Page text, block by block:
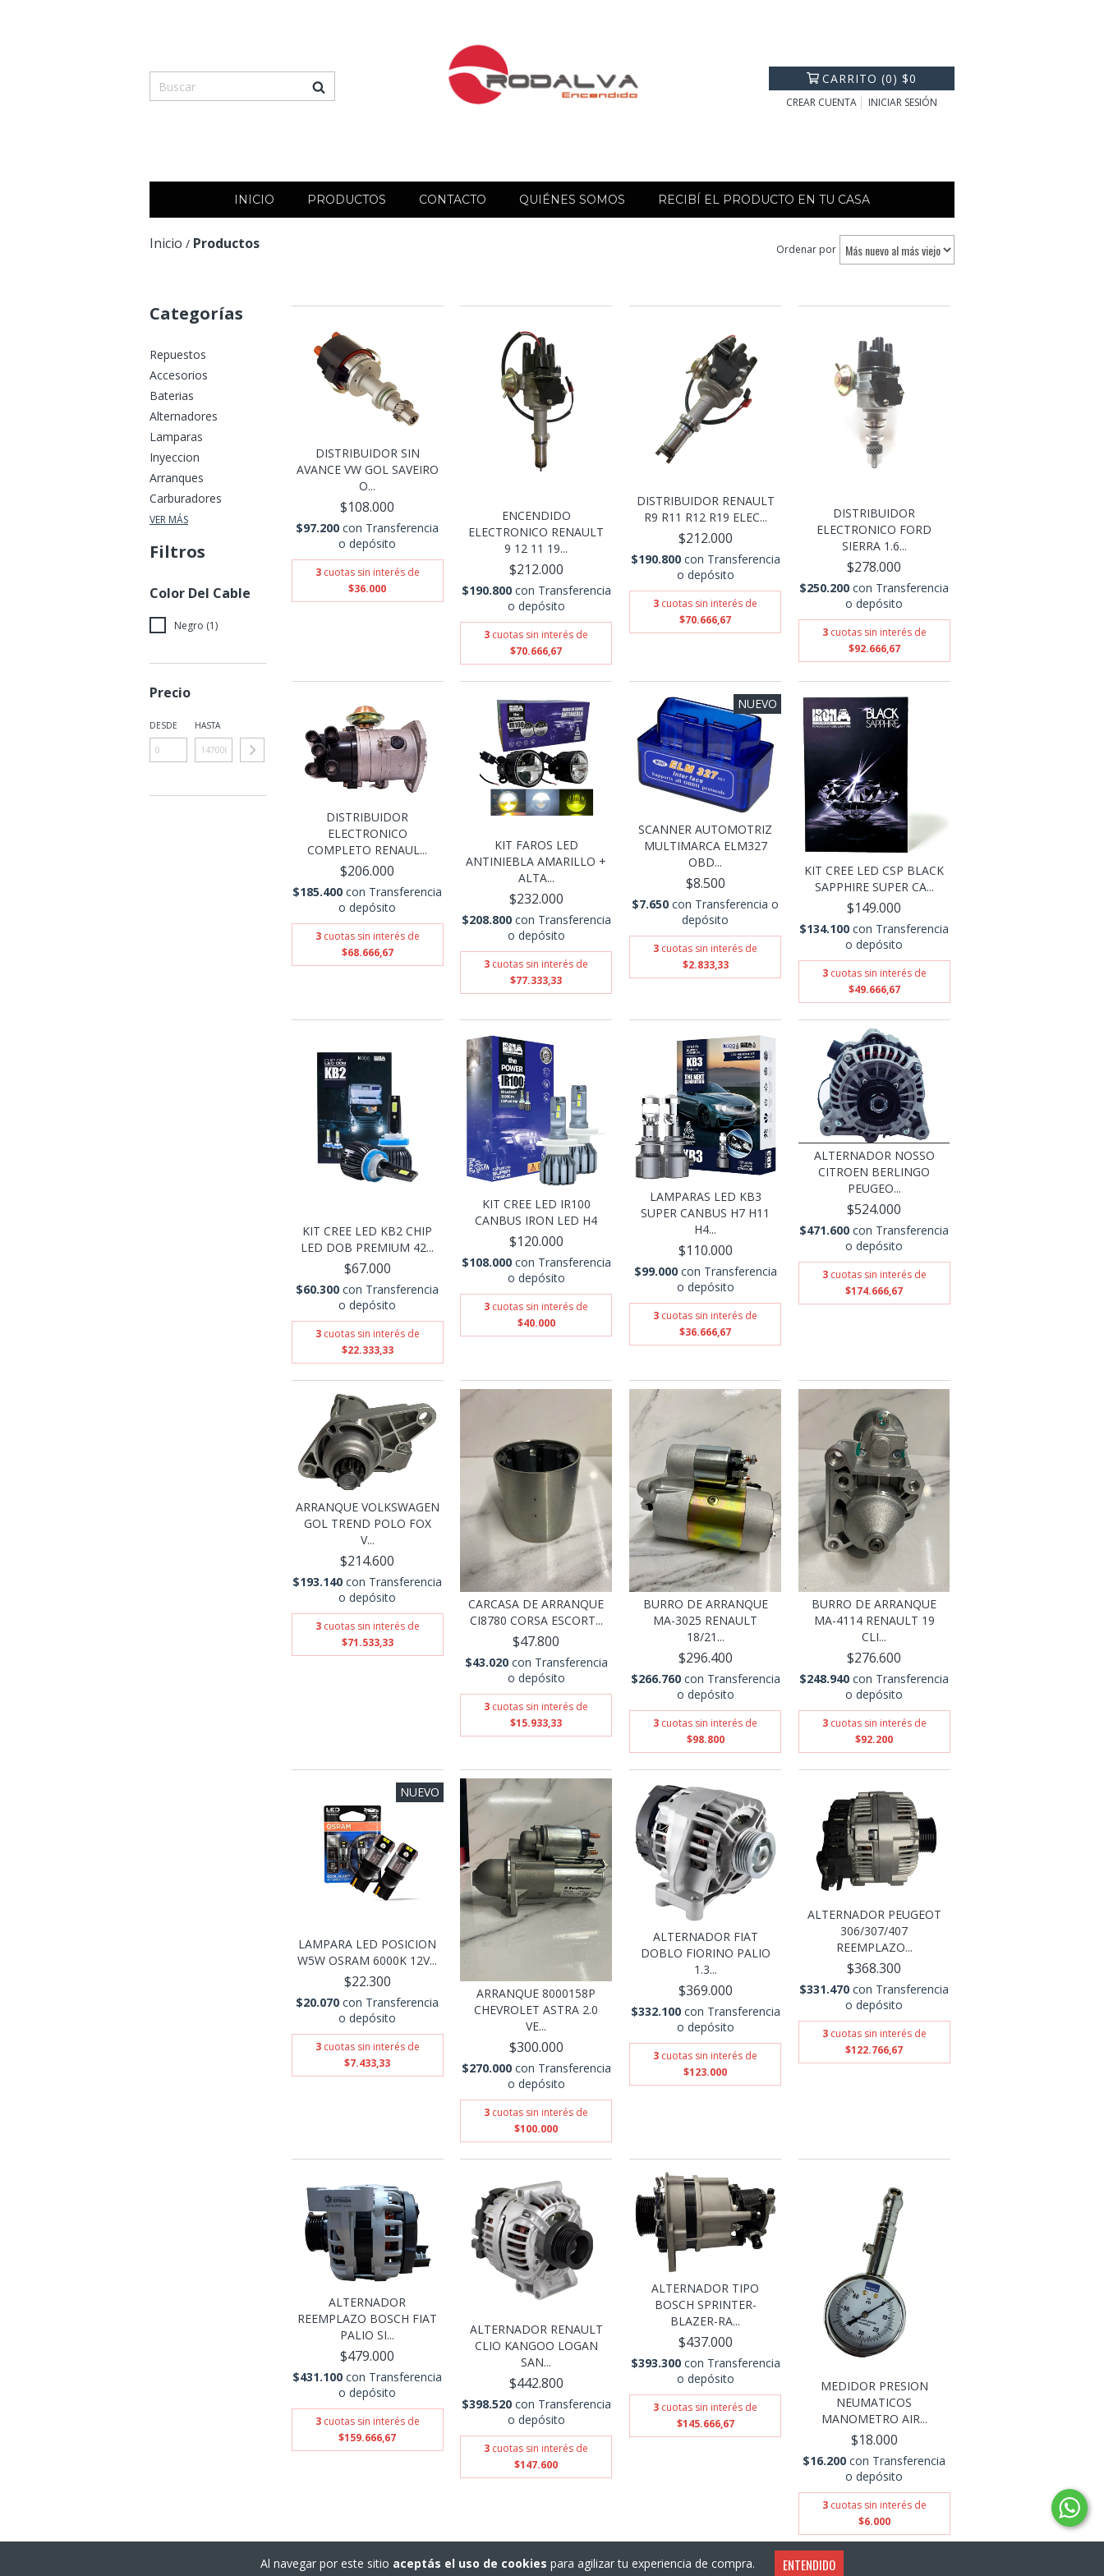
Al navegar por este sitio aceptás el uso de cookies para agilizar tu experiencia de compra. ENTENDIDO
CARRITO (0)$0
CREAR CUENTA INICIAR SESIÓN
INICIO PRODUCTOS CONTACTO QUIÉNES SOMOS RECIBÍ EL PRODUCTO EN TU CASA
Inicio / Productos Ordenar por
Categorías
Repuestos
Accesorios
Baterias
Alternadores
Lamparas
Inyeccion
Arranques
Carburadores
VER MÁS
Filtros
Color Del Cable
Negro (1)
Precio
DESDE HASTA
DISTRIBUIDOR SIN
AVANCE VW GOL SAVEIRO
O...
$108.000
$97.200con Transferencia
o depósito
3 cuotas sin interés de
$36.000
ENCENDIDO
ELECTRONICO RENAULT
9 12 11 19...
$212.000
$190.800 con Transferencia
o depósito
3 cuotas sin interés de
$70.666,67
DISTRIBUIDOR RENAULT
R9 R11 R12 R19 ELEC...
$212.000
$190.800 con Transferencia
o depósito
3 cuotas sin interés de
$70.666,67
DISTRIBUIDOR
ELECTRONICO FORD
SIERRA 1.6...
$278.000
$250.200con Transferencia
o depósito
3 cuotas sin interés de
$92.666,67
DISTRIBUIDOR
ELECTRONICO
COMPLETO RENAUL...
$206.000
$185.400con Transferencia
o depósito
3 cuotas sin interés de
$68.666,67
KIT FAROS LED
ANTINIEBLA AMARILLO +
ALTA...
$232.000
$208.800 con Transferencia
o depósito
3 cuotas sin interés de
$77.333,33
NUEVO
SCANNER AUTOMOTRIZ
MULTIMARCA ELM327
OBD...
$8.500
$7.650con Transferencia o
depósito
3 cuotas sin interés de
$2.833,33
KIT CREE LED CSP BLACK
SAPPHIRE SUPER CA...
$149.000
$134.100con Transferencia
o depósito
3 cuotas sin interés de
$49.666,67
KIT CREE LED KB2 CHIP
LED DOB PREMIUM 42...
$67.000
$60.300con Transferencia
o depósito
3 cuotas sin interés de
$22.333,33
KIT CREE LED IR100
CANBUS IRON LED H4
$120.000
$108.000 con Transferencia
o depósito
3 cuotas sin interés de
$40.000
LAMPARAS LED KB3
SUPER CANBUS H7 H11
H4...
$110.000
$99.000 con Transferencia
o depósito
3 cuotas sin interés de
$36.666,67
ALTERNADOR NOSSO
CITROEN BERLINGO
PEUGEO...
$524.000
$471.600con Transferencia
o depósito
3 cuotas sin interés de
$174.666,67
ARRANQUE VOLKSWAGEN
GOL TREND POLO FOX
V...
$214.600
$193.140con Transferencia
o depósito
3 cuotas sin interés de
$71.533,33
CARCASA DE ARRANQUE
CI8780 CORSA ESCORT...
$47.800
$43.020 con Transferencia
o depósito
3 cuotas sin interés de
$15.933,33
BURRO DE ARRANQUE
MA-3025 RENAULT
18/21...
$296.400
$266.760 con Transferencia
o depósito
3 cuotas sin interés de
$98.800
BURRO DE ARRANQUE
MA-4114 RENAULT 19
CLI...
$276.600
$248.940con Transferencia
o depósito
3 cuotas sin interés de
$92.200
NUEVO
LAMPARA LED POSICION
W5W OSRAM 6000K 12V...
$22.300
$20.070con Transferencia
o depósito
3 cuotas sin interés de
$7.433,33
ARRANQUE 8000158P
CHEVROLET ASTRA 2.0
VE...
$300.000
$270.000 con Transferencia
o depósito
3 cuotas sin interés de
$100.000
ALTERNADOR FIAT
DOBLO FIORINO PALIO
1.3...
$369.000
$332.100 con Transferencia
o depósito
3 cuotas sin interés de
$123.000
ALTERNADOR PEUGEOT
306/307/407
REEMPLAZO...
$368.300
$331.470con Transferencia
o depósito
3 cuotas sin interés de
$122.766,67
ALTERNADOR
REEMPLAZO BOSCH FIAT
PALIO SI...
$479.000
$431.100con Transferencia
o depósito
3 cuotas sin interés de
$159.666,67
ALTERNADOR RENAULT
CLIO KANGOO LOGAN
SAN...
$442.800
$398.520 con Transferencia
o depósito
3 cuotas sin interés de
$147.600
ALTERNADOR TIPO
BOSCH SPRINTER-
BLAZER-RA...
$437.000
$393.300 con Transferencia
o depósito
3 cuotas sin interés de
$145.666,67
MEDIDOR PRESION
NEUMATICOS
MANOMETRO AIR...
$18.000
$16.200con Transferencia
o depósito
3 cuotas sin interés de
$6.000